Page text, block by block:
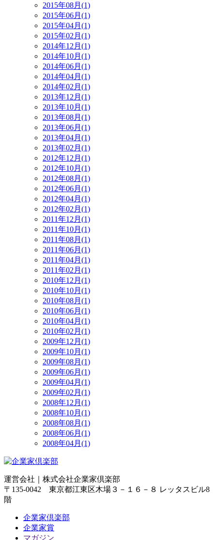
2015年08月(1)
2015年06月(1)
2015年04月(1)
2015年02月(1)
2014年12月(1)
2014年10月(1)
2014年06月(1)
2014年04月(1)
2014年02月(1)
2013年12月(1)
2013年10月(1)
2013年08月(1)
2013年06月(1)
2013年04月(1)
2013年02月(1)
2012年12月(1)
2012年10月(1)
2012年08月(1)
2012年06月(1)
2012年04月(1)
2012年02月(1)
2011年12月(1)
2011年10月(1)
2011年08月(1)
2011年06月(1)
2011年04月(1)
2011年02月(1)
2010年12月(1)
2010年10月(1)
2010年08月(1)
2010年06月(1)
2010年04月(1)
2010年02月(1)
2009年12月(1)
2009年10月(1)
2009年08月(1)
2009年06月(1)
2009年04月(1)
2009年02月(1)
2008年12月(1)
2008年10月(1)
2008年08月(1)
2008年06月(1)
2008年04月(1)
運営会社｜ 株式会社企業家倶楽部
〒135-0042 東京都江東区木場３－１６－８ レッタスビル8
階
企業家倶楽部
企業家賞
マガジン